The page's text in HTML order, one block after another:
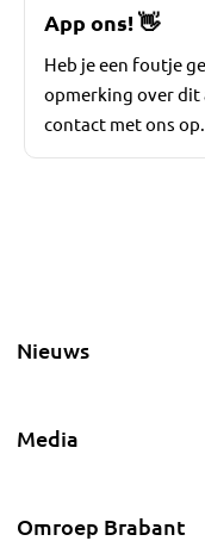
App ons!👋
Heb je een foutje
opmerking over dit
contact met ons op.
Nieuws
Media
Omroep Brabant